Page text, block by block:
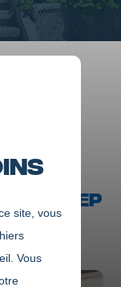
site, vous
Vous
-
CÉGEP